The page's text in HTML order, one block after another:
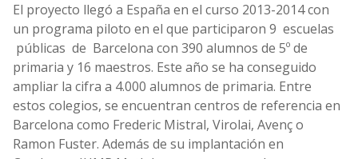
El proyecto llegó a España en el curso 2013-2014 con
un programa piloto en el que participaron 9 escuelas
públicas de Barcelona con 390 alumnos de 5º de
primaria y 16 maestros. Este año se ha conseguido
ampliar la cifra a 4.000 alumnos de primaria. Entre
estos colegios, se encuentran centros de referencia en
Barcelona como Frederic Mistral, Virolai, Avenç o
Ramon Fuster. Además de su implantación en